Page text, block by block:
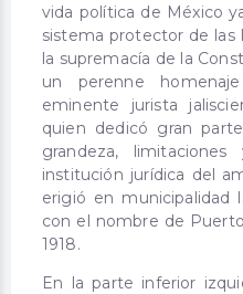
vida política de México
sistema protector de las
la supremacía de la
un perenne
eminente jurista
quien dedicó gran
grandeza,
institución jurídica del
erigió en municipalidad
con el nombre de
1918.
En la parte inferior